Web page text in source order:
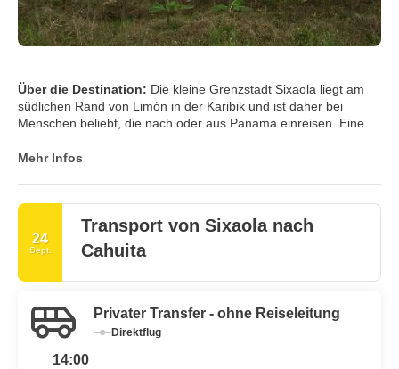
Über die Destination: Die kleine Grenzstadt Sixaola liegt am
südlichen Rand von Limón in der Karibik und ist daher bei
Menschen beliebt, die nach oder aus Panama einreisen. Eine
Stadt auf der Panamá-Seite. Die Provinz Limón ist bekannt für
Mehr Infos
24
Sept.
Transport von Sixaola nach
Cahuita
Privater Transfer - ohne Reiseleitung
Direktflug
14:00